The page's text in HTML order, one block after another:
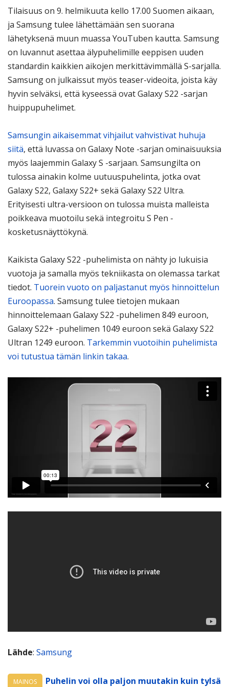
Tilaisuus on 9. helmikuuta kello 17.00 Suomen aikaan,
ja Samsung tulee lähettämään sen suorana
lähetyksenä muun muassa YouTuben kautta. Samsung
on luvannut asettaa älypuhelimille eeppisen uuden
standardin kaikkien aikojen merkittävimmällä S-sarjalla.
Samsung on julkaissut myös teaser-videoita, joista käy
hyvin selväksi, että kyseessä ovat Galaxy S22 -sarjan
huippupuhelimet.
Samsungin aikaisemmat vihjailut vahvistivat huhuja
siitä, että luvassa on Galaxy Note -sarjan ominaisuuksia
myös laajemmin Galaxy S -sarjaan. Samsungilta on
tulossa ainakin kolme uutuuspuhelinta, jotka ovat
Galaxy S22, Galaxy S22+ sekä Galaxy S22 Ultra.
Erityisesti ultra-versioon on tulossa muista malleista
poikkeava muotoilu sekä integroitu S Pen -
kosketusnäyttökynä.
Kaikista Galaxy S22 -puhelimista on nähty jo lukuisia
vuotoja ja samalla myös tekniikasta on olemassa tarkat
tiedot. Tuorein vuoto on paljastanut myös hinnoittelun
Euroopassa. Samsung tulee tietojen mukaan
hinnoittelemaan Galaxy S22 -puhelimen 849 euroon,
Galaxy S22+ -puhelimen 1049 euroon sekä Galaxy S22
Ultran 1249 euroon. Tarkemmin vuotoihin puhelimista
voi tutustua tämän linkin takaa.
Lähde: Samsung
MAINOS Puhelin voi olla paljon muutakin kuin tylsä